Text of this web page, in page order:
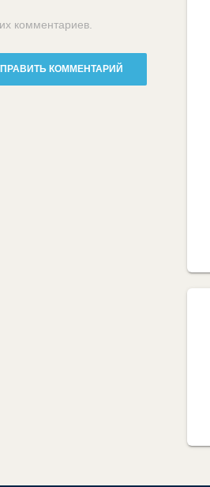
комментариев.